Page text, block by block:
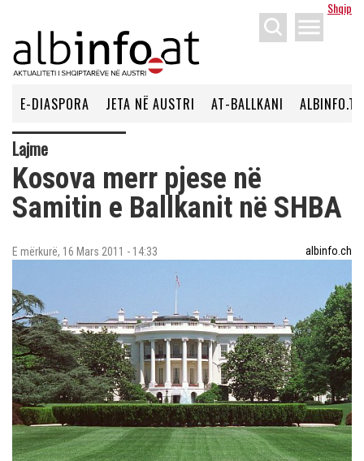
Shqip
menu
E-DIASPORA JETA NË AUSTRI AT-BALLKANI ALBINFO.TV
Lajme
Kosova merr pjese në
Samitin e Ballkanit në SHBA
E mërkurë, 16 Mars 2011 - 14:33 albinfo.ch